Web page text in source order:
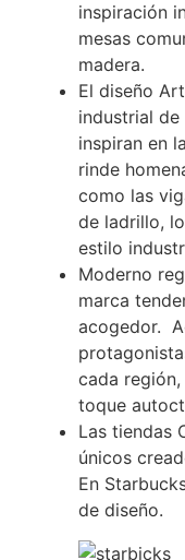
inspiración
mesas
madera.
El diseño
industrial
inspiran en
rinde
como las
de ladrillo,
estilo
Moderno
marca
acogedor.
cada
toque
Las tiendas
únicos
En
de diseño.